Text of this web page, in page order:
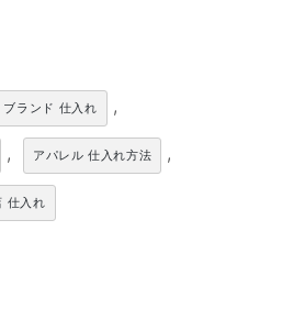
ブランド 仕入れ ,
, アパレル 仕入れ方法 ,
仕入れ